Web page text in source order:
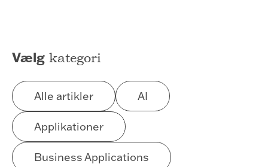
Vælg kategori
Alle artikler AI
Applikationer
Business Applications